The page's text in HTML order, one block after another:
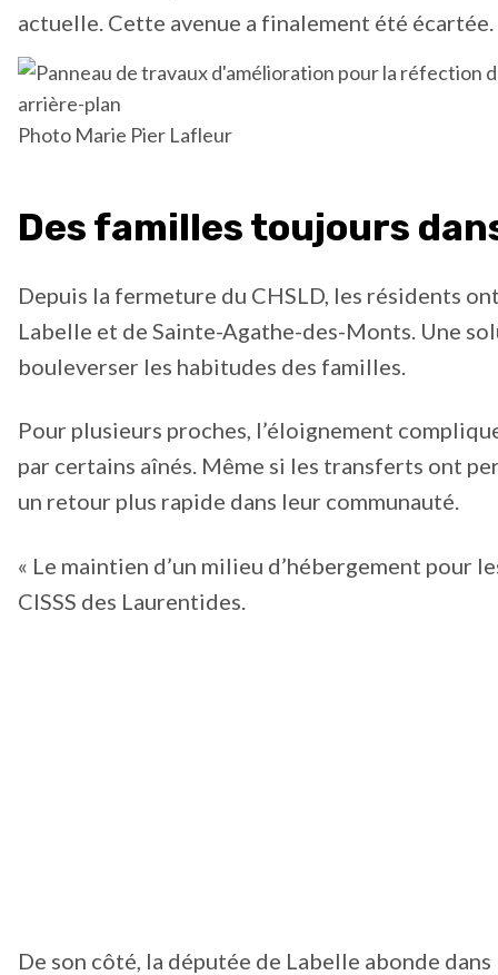
actuelle. Cette avenue a finalement été écartée.
Photo Marie Pier Lafleur
Des familles toujours
Depuis la fermeture du CHSLD, les résidents
Labelle et de Sainte-Agathe-des-Monts. Une
bouleverser les habitudes des familles.
Pour plusieurs proches, l’éloignement
par certains aînés. Même si les transferts ont
un retour plus rapide dans leur communauté.
« Le maintien d’un milieu d’hébergement pour
CISSS des Laurentides.
De son côté, la députée de Labelle abonde dans